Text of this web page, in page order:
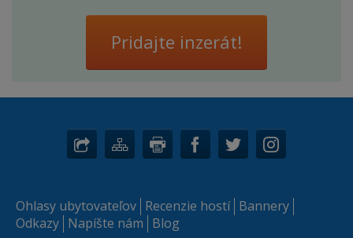
Pridajte inzerát!
Ohlasy ubytovateľov Recenzie hostí Bannery
Odkazy Napíšte nám Blog